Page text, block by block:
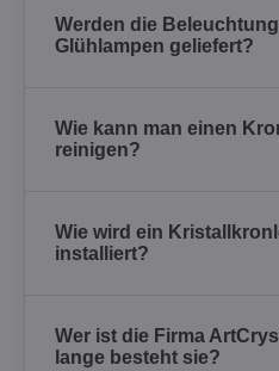
Werden die
Glühlampen geliefert?
Wie kann man einen
reinigen?
Wie wird ein
installiert?
Wer ist die Firma
lange besteht sie?